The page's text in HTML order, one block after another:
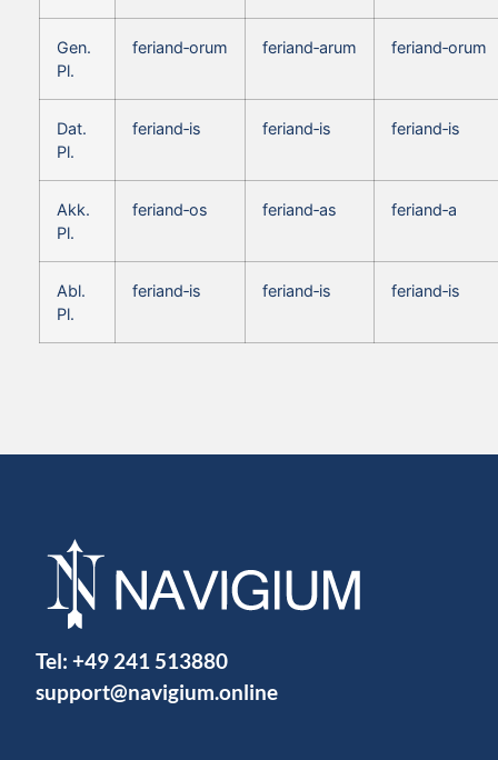
Gen.
Pl.
feriand‑orum feriand‑arum feriand‑orum
Dat.
Pl.
feriand‑is feriand‑is feriand‑is
Akk.
Pl.
feriand‑os feriand‑as feriand‑a
Abl.
Pl.
feriand‑is feriand‑is feriand‑is
Tel: +49 241 513880
support@navigium.online